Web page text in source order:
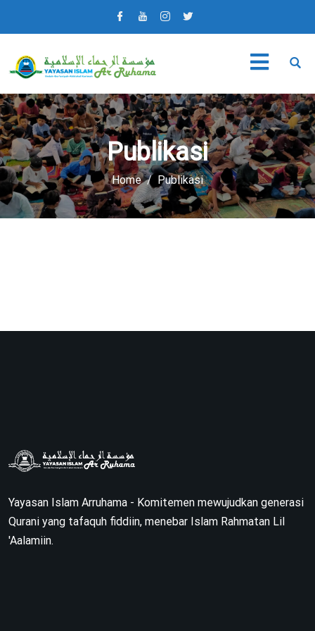
Publikasi
Home Publikasi
Yayasan Islam Arruhama - Komitemen mewujudkan generasi
Qurani yang tafaquh fiddiin, menebar Islam Rahmatan Lil
'Aalamiin.